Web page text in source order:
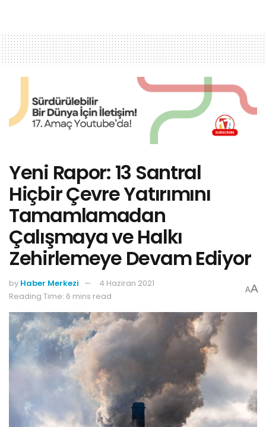
Yeni Rapor: 13 Santral
Hiçbir Çevre Yatırımını
Tamamlamadan
Çalışmaya ve Halkı
Zehirlemeye Devam Ediyor
by Haber Merkezi
4 Haziran 2021
Reading Time: 6 mins read
AA